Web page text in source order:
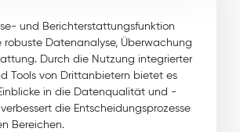
und Berichterstattungsfunktion
robuste Datenanalyse, Überwachung
Durch die Nutzung integrierter
Tools von Drittanbietern bietet es
in die Datenqualität und -
die Entscheidungsprozesse
Bereichen.